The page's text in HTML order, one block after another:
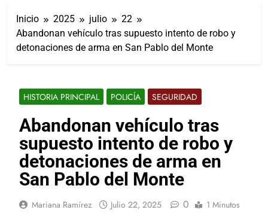
de Alfonso Sánchez
Agosto 8, 2026
Joven mujer muere prensada tras
brutal choque en la Apizaco-
Reinas De “Tlaxcala, La Feria De
Ferias 2026: La Flor Tlaxcalteca”
Agosto 7, 2026
Carlos Augusto Pérez Hernández
reafirma su compromiso con la
capital de Tlaxcala a través del
diálogo directo con la ciudadanía
Agosto 7, 2026
Lorena Cuéllar podría ser detenida
por la DEA antes de que concluya
su mandato
Agosto 7, 2026
buenas noticias!
Inicio 2025 julio
22
Abandonan vehículo tras supuesto intento de robo y
detonaciones de arma en San Pablo del Monte
HISTORIA PRINCIPAL POLICÍA SEGURIDAD
Abandonan vehículo tras
supuesto intento de robo y
detonaciones de arma en
San Pablo del Monte
Mariana Ramírez Julio 22, 2025 0 1 Minutos